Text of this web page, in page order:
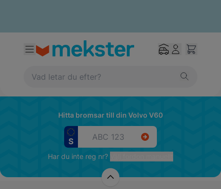
Hitta bromsar till din Volvo V60
Har du inte reg nr?